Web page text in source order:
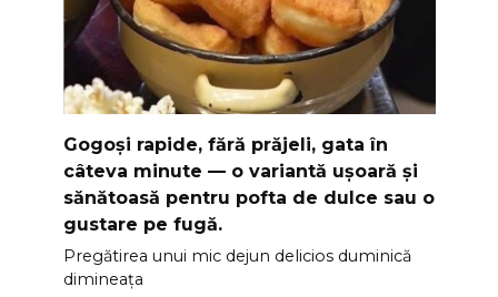
Gogoși rapide, fără prăjeli, gata în
câteva minute — o variantă ușoară și
sănătoasă pentru pofta de dulce sau o
gustare pe fugă.
Pregătirea unui mic dejun delicios duminică
dimineața